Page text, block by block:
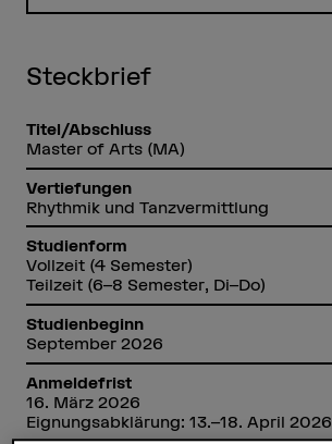
Steckbrief
Titel/Abschluss
Master of Arts (MA)
Vertiefungen
Rhythmik und Tanzvermittlung
Studienform
Vollzeit (4 Semester)
Teilzeit (6–8 Semester, Di–Do)
Studienbeginn
September 2026
Anmeldefrist
16. März 2026
Eignungsabklärung: 13.–18. April 2026